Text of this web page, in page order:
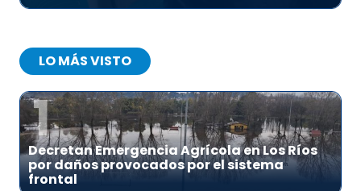
LO MÁS VISTO
1
Decretan Emergencia Agrícola en Los Ríos
por daños provocados por el sistema
frontal